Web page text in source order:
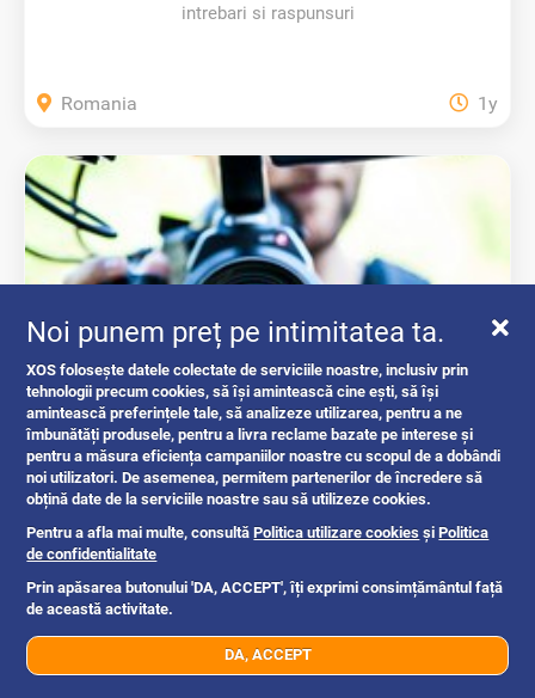
07xx xxx xxx Trimite mesaj
intrebari si raspunsuri
Romania 1y
Cum transformă XOS piața Anunțurilor...
intrebari si raspunsuri
Romania 1y
Oferte si reduceri
Noi punem preț pe intimitatea ta.
XOS folosește datele colectate de serviciile noastre, inclusiv prin
tehnologii precum cookies, să își amintească cine ești, să își
amintească preferințele tale, să analizeze utilizarea, pentru a ne
îmbunătăți produsele, pentru a livra reclame bazate pe interese și
pentru a măsura eficiența campaniilor noastre cu scopul de a dobândi
noi utilizatori. De asemenea, permitem partenerilor de încredere să
obțină date de la serviciile noastre sau să utilizeze cookies.
Pentru a afla mai multe, consultăPolitica utilizare cookies șiPolitica
de confidentialitate
Prin apăsarea butonului 'DA, ACCEPT', îți exprimi consimțământul față
de această activitate.
DA, ACCEPT